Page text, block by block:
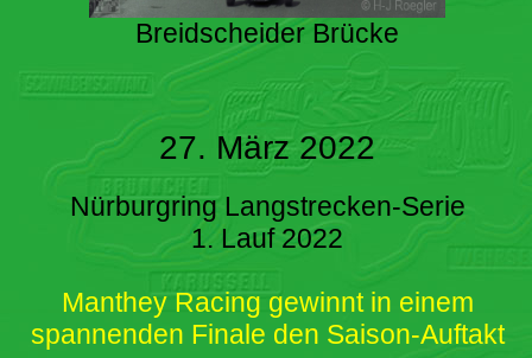
Breidscheider Brücke
27. März 2022
Nürburgring Langstrecken-Serie
1. Lauf 2022
Manthey Racing gewinnt in einem
spannenden Finale den Saison-Auftakt